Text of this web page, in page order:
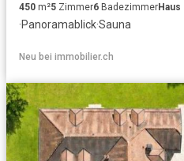
450 m²5 Zimmer6 BadezimmerHaus
·Panoramablick·Sauna
Neu bei immobilier.ch